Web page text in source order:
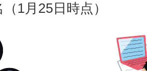
1月25日時点）